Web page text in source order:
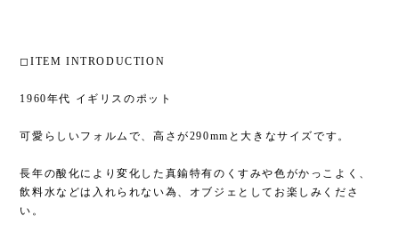
◻︎ITEM INTRODUCTION
1960年代 イギリスのポット
可愛らしいフォルムで、高さが290mmと大きなサイズです。
長年の酸化により変化した真鍮特有のくすみや色がかっこよく、
飲料水などは入れられない為、オブジェとしてお楽しみくださ
い。